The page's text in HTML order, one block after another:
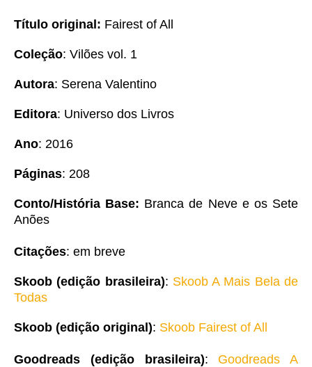
Título original: Fairest of All
Coleção: Vilões vol. 1
Autora: Serena Valentino
Editora: Universo dos Livros
Ano: 2016
Páginas: 208
Conto/História Base: Branca de Neve e os Sete
Anões
Citações: em breve
Skoob (edição brasileira): Skoob A Mais Bela de
Todas
Skoob (edição original): Skoob Fairest of All
Goodreads (edição brasileira): Goodreads A